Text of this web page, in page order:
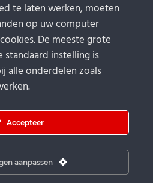
te laten werken, moeten
op uw computer
De meeste grote
instelling is
alle onderdelen zoals
Accepteer
aanpassen